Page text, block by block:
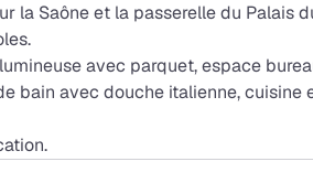
la Saône et la passerelle du Palais
avec parquet, espace
bain avec douche italienne, cuisine